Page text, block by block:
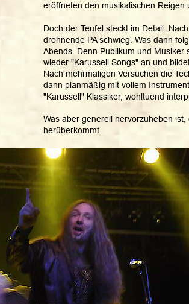
eröffneten den musikalischen
Doch der Teufel steckt im Detail.
dröhnende PA schwieg. Was dann
Abends. Denn Publikum und
wieder "Karussell Songs" an und
Nach mehrmaligen Versuchen die
dann planmäßig mit vollem
"Karussell" Klassiker, wohltuend
Was aber generell hervorzuheben
herüberkommt.